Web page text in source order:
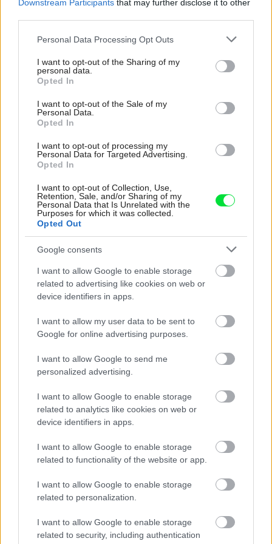
Downstream Participants that may further disclose it to other
Please note that this website/app uses one or more Google
not limited to your visit or usage behaviour. You may click to
grant or deny consent to Google and its third-party tags to
use your data for below specified purposes in below Google
consent section.
Personal Data Processing Opt Outs
I want to opt-out of the Sharing of my
personal data.
Opted In
I want to opt-out of the Sale of my
Personal Data.
Opted In
I want to opt-out of processing my
Personal Data for Targeted Advertising.
Opted In
I want to opt-out of Collection, Use,
Retention, Sale, and/or Sharing of my
Personal Data that Is Unrelated with the
Purposes for which it was collected.
Opted Out
Google consents
I want to allow Google to enable storage
related to advertising like cookies on web or
device identifiers in apps.
I want to allow my user data to be sent to
Google for online advertising purposes.
I want to allow Google to send me
personalized advertising.
I want to allow Google to enable storage
related to analytics like cookies on web or
device identifiers in apps.
I want to allow Google to enable storage
related to functionality of the website or app.
I want to allow Google to enable storage
related to personalization.
I want to allow Google to enable storage
related to security, including authentication
Šíri sa z odpadkového koša silný zápach?
Tieto kroky vám pomôžu zbaviť sa ho
Február v záhrade: čo vysiať, skontrolovať,
zrezať a ošetriť?